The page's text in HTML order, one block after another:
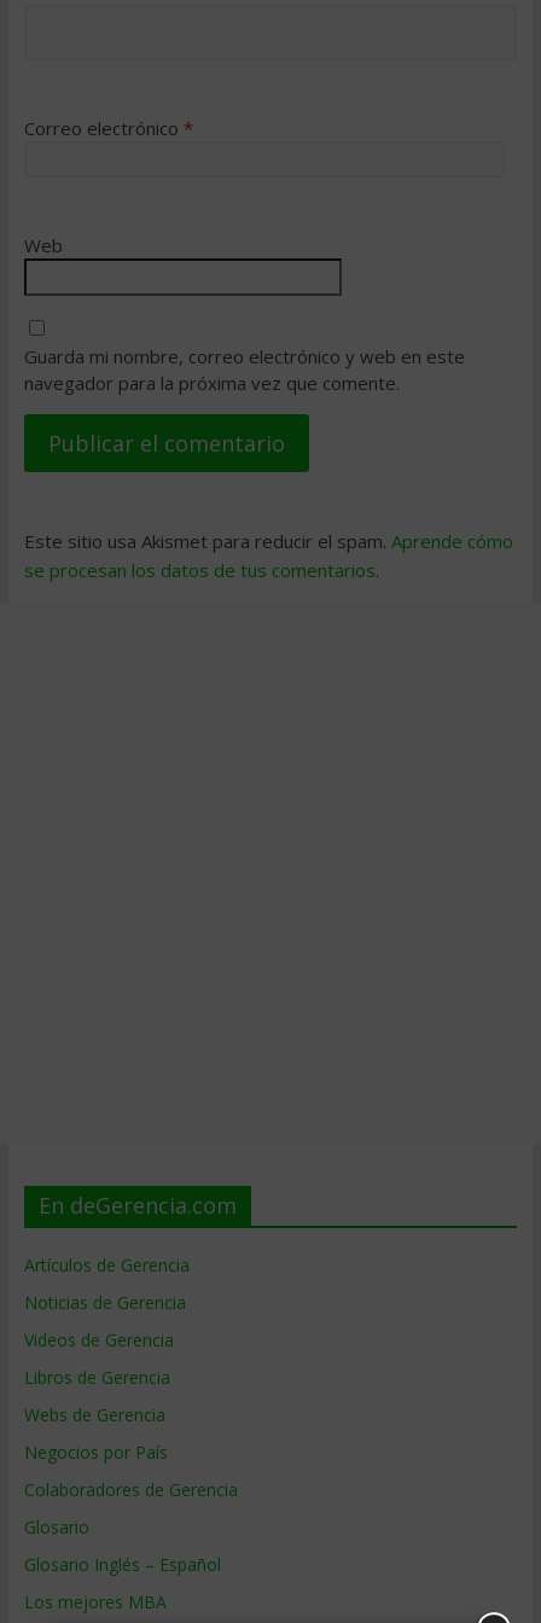
Correo electrónico *
Web
Guarda mi nombre, correo electrónico y web en este
navegador para la próxima vez que comente.
Este sitio usa Akismet para reducir el spam. Aprende cómo
se procesan los datos de tus comentarios.
En deGerencia.com
Artículos de Gerencia
Noticias de Gerencia
Videos de Gerencia
Libros de Gerencia
Webs de Gerencia
Negocios por País
Colaboradores de Gerencia
Glosario
Glosario Inglés – Español
Los mejores MBA